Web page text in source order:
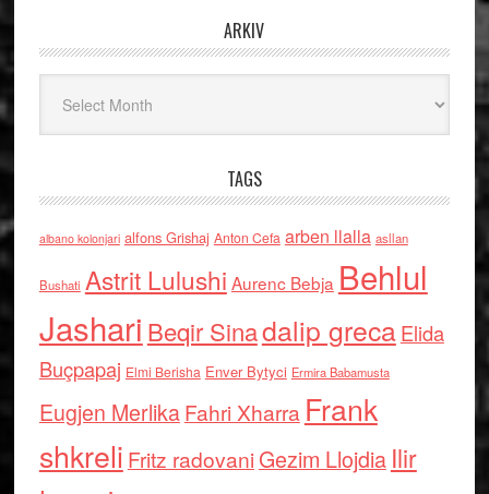
ARKIV
TAGS
albano kolonjari alfons Grishaj Anton Cefa arben llalla asllan
Bushati Astrit Lulushi Aurenc Bebja Behlul
Jashari Beqir Sinadalip grecaElida
Buçpapaj Elmi Berisha Enver Bytyci Ermira Babamusta
Eugjen MerlikaFahri Xharra Frank
shkreli Fritz radovaniGezim Llojdia Ilir